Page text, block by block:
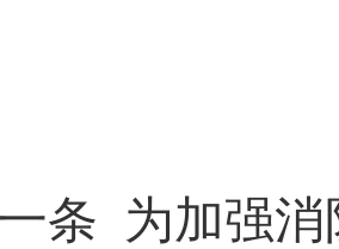
条 为加强